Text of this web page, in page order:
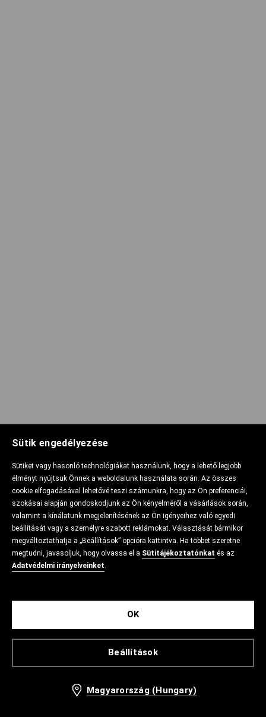
Sütik engedélyezése
Sütiket vagy hasonló technológiákat használunk, hogy a lehető legjobb
élményt nyújtsuk Önnek a weboldalunk használata során. Az összes
cookie elfogadásával lehetővé teszi számunkra, hogy az Ön preferenciái,
szokásai alapján gondoskodjunk az Ön kényelméről a vásárlások során,
valamint a kínálatunk megjelenítésének az Ön igényeihez való egyedi
beállítását vagy a személyre szabott reklámokat. Választását bármikor
megváltoztathatja a „Beállítások” opcióra kattintva. Ha többet szeretne
megtudni, javasoljuk, hogy olvassa el a Sütitájékoztatónkat és az
Adatvédelmi irányelveinket.
Beállítások
OK
Magyarország (Hungary)